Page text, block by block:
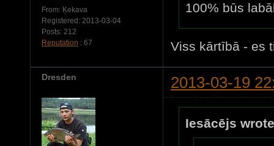
From: Ķekava
Registered: 2013-03-04
Posts: 212
Reputation : 67
100% būs
Viss kārtībā - es
Dresden 2013-03-19
Iesācējs